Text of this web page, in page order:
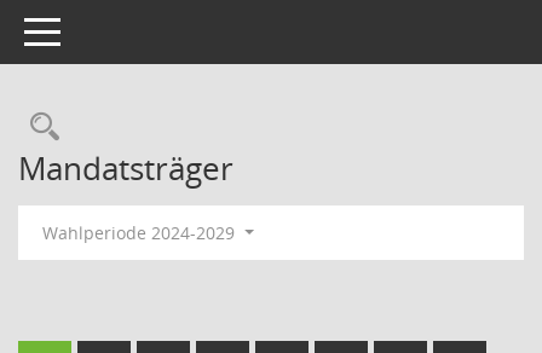
Toggle navigation
Rechercheauswahl
Mandatsträger
Wahlperiode 2024-2029